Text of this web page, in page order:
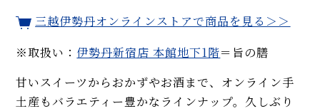
三越伊勢丹オンラインストアで商品を見る＞＞
※取扱い： 伊勢丹新宿店 本館地下1階＝旨の膳
甘いスイーツからおかずやお酒まで、オンライン手
土産もバラエティー豊かなラインナップ。久しぶり